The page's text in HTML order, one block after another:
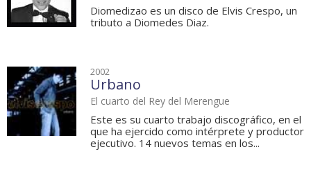
Diomedizao es un disco de Elvis Crespo, un
tributo a Diomedes Diaz.
2002
Urbano
El cuarto del Rey del Merengue
Este es su cuarto trabajo discográfico, en el
que ha ejercido como intérprete y productor
ejecutivo. 14 nuevos temas en los...